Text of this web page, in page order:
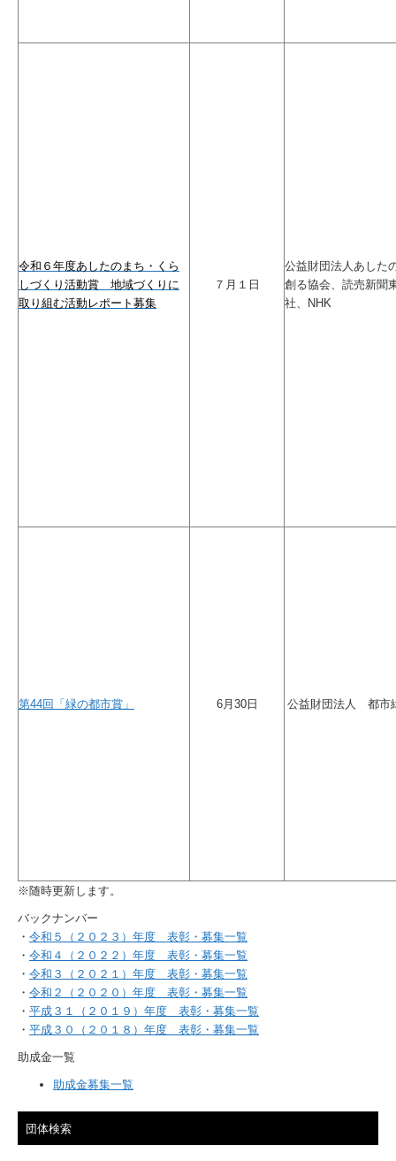
令和６年度あしたのまち・くら
しづくり活動賞 地域づくりに
取り組む活動レポート募集
７月１日
公益財団法人あした
創る協会、読売新聞
社、NHK
第44回「緑の都市賞」 6月30日 公益財団法人 都市
※随時更新します。
バックナンバー
・ 令和５（２０２３）年度 表彰・募集一覧
・ 令和４（２０２２）年度 表彰・募集一覧
・ 令和３（２０２１）年度 表彰・募集一覧
・ 令和２（２０２０）年度 表彰・募集一覧
・ 平成３１（２０１９）年度 表彰・募集一覧
・ 平成３０（２０１８）年度 表彰・募集一覧
助成金一覧
助成金募集一覧
団体検索